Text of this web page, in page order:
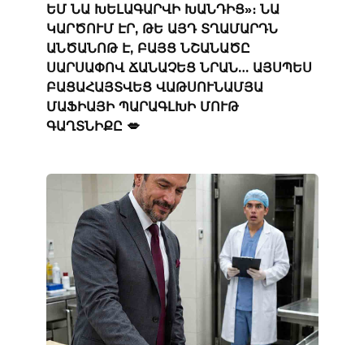
ԵՄ ՆԱ ԽԵԼԱԳԱՐՎԻ ԽԱՆԴԻՑ»։ ՆԱ
ԿԱՐԾՈՒՄ ԷՐ, ԹԵ ԱՅԴ ՏՂԱՄԱՐԴՆ
ԱՆԾԱՆՈԹ Է, ԲԱՅՑ ՆՇԱՆԱԾԸ
ՍԱՐՍԱՓՈՎ ՃԱՆԱՉԵՑ ՆՐԱՆ… ԱՅՍՊԵՍ
ԲԱՑԱՀԱՅՏՎԵՑ ՎԱԹՍՈՒՆԱՄՅԱ
ՄԱՖԻԱՅԻ ՊԱՐԱԳԼԽԻ ՄՈՒԹ
ԳԱՂՏՆԻՔԸ 💋